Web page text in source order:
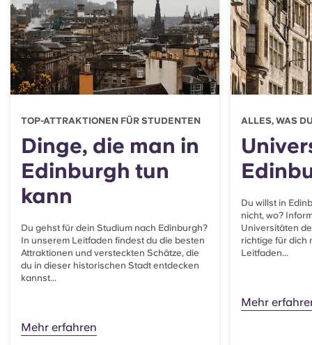
TOP-ATTRAKTIONEN FÜR STUDENTEN
Dinge, die man in
Edinburgh tun
kann
Du gehst für dein Studium nach Edinburgh?
In unserem Leitfaden findest du die besten
Attraktionen und versteckten Schätze, die
du in dieser historischen Stadt entdecken
kannst...
Mehr erfahren
ALLES, WAS
Du willst in
nicht, wo?
Universitäten
richtige für dich
Leitfaden...
Mehr